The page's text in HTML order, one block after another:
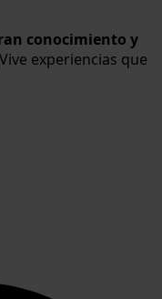
conocimiento y
experiencias que